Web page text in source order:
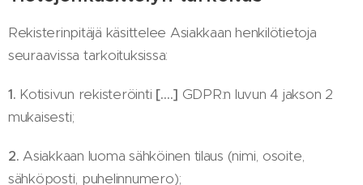
Rekisterinpitäjä käsittelee Asiakkaan henkilötietoja
seuraavissa tarkoituksissa:
1. Kotisivun rekisteröinti [….] GDPR:n luvun 4 jakson 2
mukaisesti;
2.Asiakkaan luoma sähköinen tilaus (nimi, osoite,
sähköposti, puhelinnumero);